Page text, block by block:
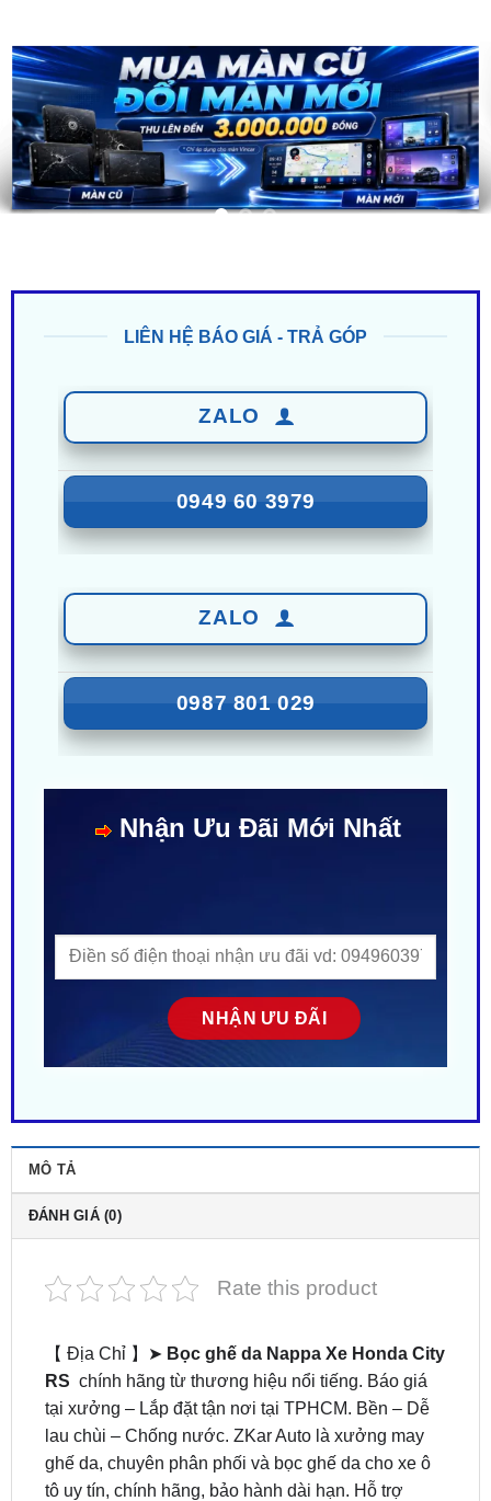
0949 60 3979
0987 801 029
ĐÁNH GIÁ (0)
【 Địa Chỉ 】➤
Bọc ghế da Nappa Xe Honda City
tại xưởng – Lắp đặt tận nơi tại TPHCM. Bền – Dễ
lau chùi – Chống nước. ZKar Auto là xưởng may
ghế da, chuyên phân phối và bọc ghế da cho xe ô
tô uy tín, chính hãng, bảo hành dài hạn. Hỗ trợ
khách hãng trọn đời. Liên hệ ngay
0949.60.3979hoặc0987.801.029để được đội ngũ